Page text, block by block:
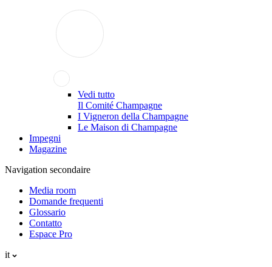
Vedi tutto
Il Comité Champagne
I Vigneron della Champagne
Le Maison di Champagne
Impegni
Magazine
Navigation secondaire
Media room
Domande frequenti
Glossario
Contatto
Espace Pro
it